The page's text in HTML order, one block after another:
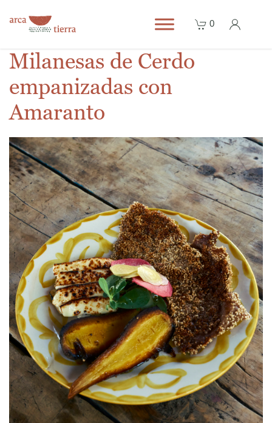
0
Milanesas de Cerdo
empanizadas con
Amaranto